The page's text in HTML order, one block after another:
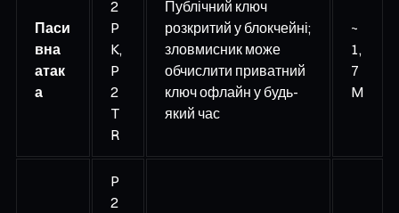
Паси
вна
атак
а
2
P
K,
P
2
T
R
Публічний ключ
розкритий у блокчейні;
зловмисник може
обчислити приватний
ключ офлайн у будь-
який час
~
1,
7
M
P
2